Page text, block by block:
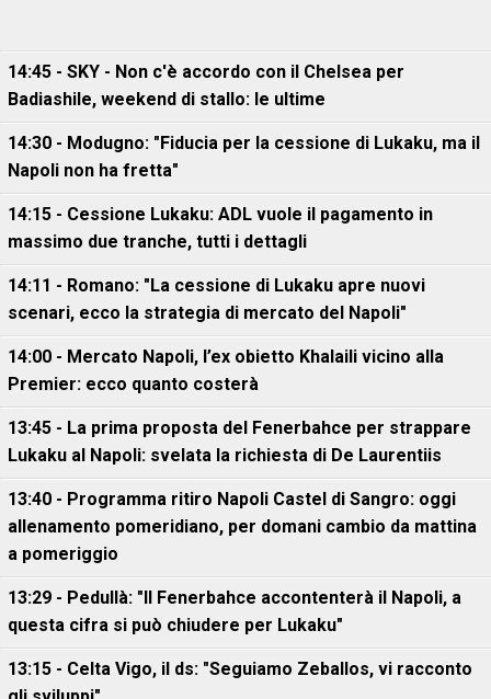
14:45 - SKY - Non c'è accordo con il Chelsea per
Badiashile, weekend di stallo: le ultime
14:30 - Modugno: "Fiducia per la cessione di Lukaku, ma il
Napoli non ha fretta"
14:15 - Cessione Lukaku: ADL vuole il pagamento in
massimo due tranche, tutti i dettagli
14:11 - Romano: "La cessione di Lukaku apre nuovi
scenari, ecco la strategia di mercato del Napoli"
14:00 - Mercato Napoli, l’ex obietto Khalaili vicino alla
Premier: ecco quanto costerà
13:45 - La prima proposta del Fenerbahce per strappare
Lukaku al Napoli: svelata la richiesta di De Laurentiis
13:40 - Programma ritiro Napoli Castel di Sangro: oggi
allenamento pomeridiano, per domani cambio da mattina
a pomeriggio
13:29 - Pedullà: "Il Fenerbahce accontenterà il Napoli, a
questa cifra si può chiudere per Lukaku"
13:15 - Celta Vigo, il ds: "Seguiamo Zeballos, vi racconto